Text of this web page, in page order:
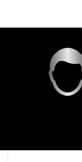
content